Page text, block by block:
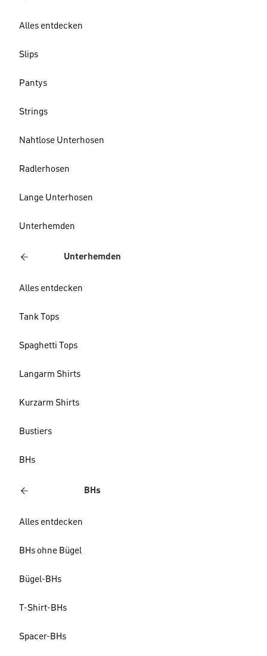
Alles entdecken
Slips
Pantys
Strings
Nahtlose Unterhosen
Radlerhosen
Lange Unterhosen
Unterhemden
Unterhemden
Alles entdecken
Tank Tops
Spaghetti Tops
Langarm Shirts
Kurzarm Shirts
Bustiers
BHs
BHs
Alles entdecken
BHs ohne Bügel
Bügel-BHs
T-Shirt-BHs
Spacer-BHs